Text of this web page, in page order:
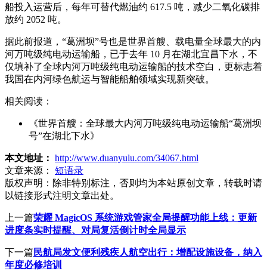
船投入运营后，每年可替代燃油约 617.5 吨，减少二氧化碳排
放约 2052 吨。
据此前报道，“葛洲坝”号也是世界首艘、载电量全球最大的内
河万吨级纯电动运输船，已于去年 10 月在湖北宜昌下水，不
仅填补了全球内河万吨级纯电动运输船的技术空白，更标志着
我国在内河绿色航运与智能船舶领域实现新突破。
相关阅读：
《世界首艘：全球最大内河万吨级纯电动运输船“葛洲坝
号”在湖北下水》
本文地址： http://www.duanyulu.com/34067.html
文章来源：
短语录
版权声明： 除非特别标注，否则均为本站原创文章，转载时请
以链接形式注明文章出处。
上一篇荣耀 MagicOS 系统游戏管家全局提醒功能上线：更新
进度条实时提醒、对局复活倒计时全局显示
下一篇 民航局发文便利残疾人航空出行：增配设施设备，纳入
年度必修培训